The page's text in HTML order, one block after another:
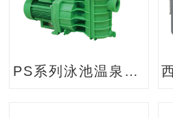
PS系列泳池温泉水泵